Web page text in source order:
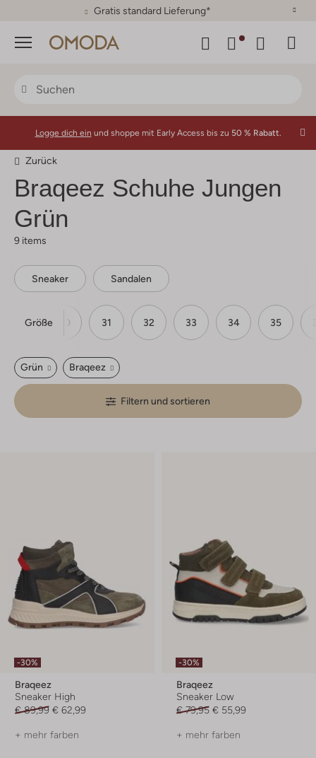
30 Tage Rückgaberecht
Menü
Logge dich ein und shoppe mit Early Access bis zu 50 % Rabatt.
Zurück
Braqeez Schuhe Jungen
Grün
9 items
Sneaker Sandalen
Größe
28 30 31 32 33 34 35
Grün Braqeez
Filtern und sortieren
-30%
Braqeez
Sneaker High
€ 89,99 € 62,99
+ mehr farben
-30%
Braqeez
Sneaker Low
€ 79,95 € 55,99
+ mehr farben